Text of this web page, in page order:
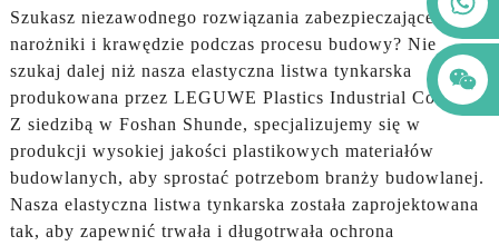
Szukasz niezawodnego rozwiązania zabezpieczającego
narożniki i krawędzie podczas procesu budowy? Nie
szukaj dalej niż nasza elastyczna listwa tynkarska
produkowana przez LEGUWE Plastics Industrial Co., Ltd.
Z siedzibą w Foshan Shunde, specjalizujemy się w
produkcji wysokiej jakości plastikowych materiałów
budowlanych, aby sprostać potrzebom branży budowlanej.
Nasza elastyczna listwa tynkarska została zaprojektowana
tak, aby zapewnić trwała i długotrwała ochrona